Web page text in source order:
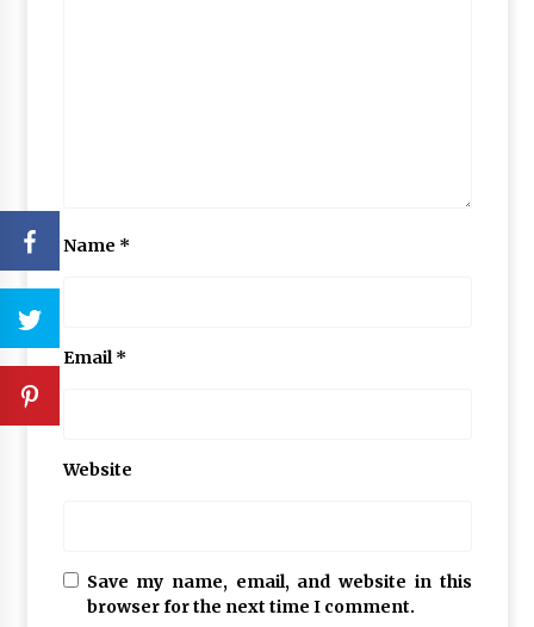
Name *
Email*
Website
Save my name, email, and website in this
browser for the next time I comment.